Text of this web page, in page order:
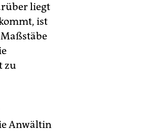
liegt
ist
zu
Anwältin